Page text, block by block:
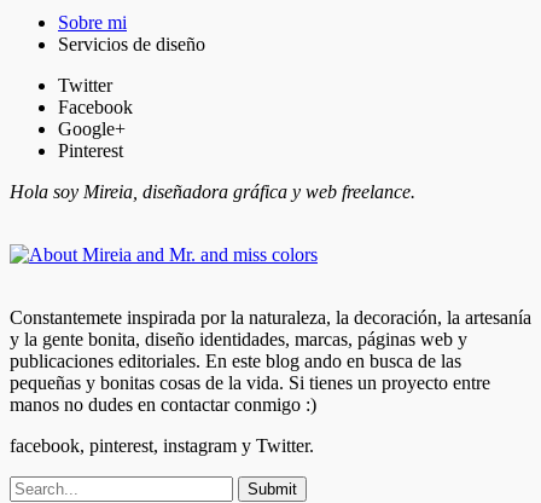
Sobre mi
Servicios de diseño
Twitter
Facebook
Google+
Pinterest
Hola soy Mireia, diseñadora gráfica y web freelance.
Constantemete inspirada por la naturaleza, la decoración, la artesanía
y la gente bonita, diseño identidades, marcas, páginas web y
publicaciones editoriales. En este blog ando en busca de las
pequeñas y bonitas cosas de la vida. Si tienes un proyecto entre
manos no dudes en contactar conmigo :)
facebook, pinterest, instagram y Twitter.